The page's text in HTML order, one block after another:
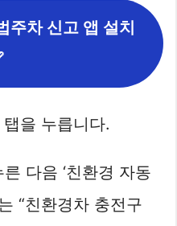
주차 신고 앱 설치
을 누릅니다.
다음 ‘친환경 자동
“친환경차 충전구